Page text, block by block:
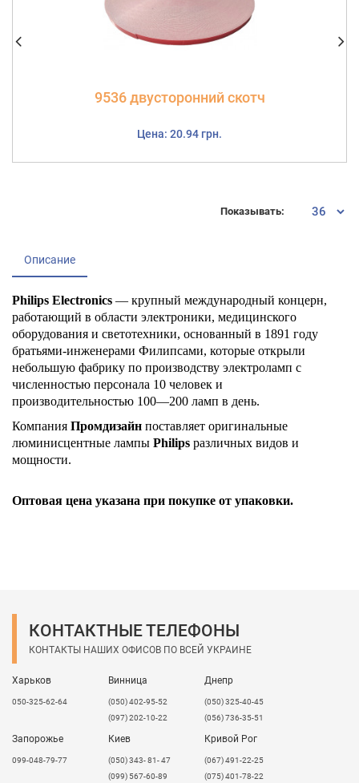
9536 двусторонний скотч
Цена: 20.94 грн.
Показывать:
Описание
Philips Electronics — крупный международный концерн,
работающий в области электроники, медицинского
оборудования и светотехники, основанный в 1891 году
братьями-инженерами Филипсами, которые открыли
небольшую фабрику по производству электроламп с
численностью персонала 10 человек и
производительностью 100—200 ламп в день.
Компания Промдизайн поставляет оригинальные
люминисцентные лампы Philips различных видов и
мощности.
Оптовая цена указана при покупке от упаковки.
КОНТАКТНЫЕ ТЕЛЕФОНЫ
КОНТАКТЫ НАШИХ ОФИСОВ ПО ВСЕЙ УКРАИНЕ
Харьков
050-325-62-64
Винница
(050) 402-95-52
(097) 202-10-22
Днепр
(050) 325-40-45
(056) 736-35-51
Запорожье
099-048-79-77
Киев
(050) 343- 81- 47
(099) 567-60-89
Кривой Рог
(067) 491-22-25
(075) 401-78-22